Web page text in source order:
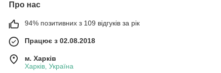
Про нас
94% позитивних з 109 відгуків за рік
Працює з 02.08.2018
м. Харків
Харків, Україна